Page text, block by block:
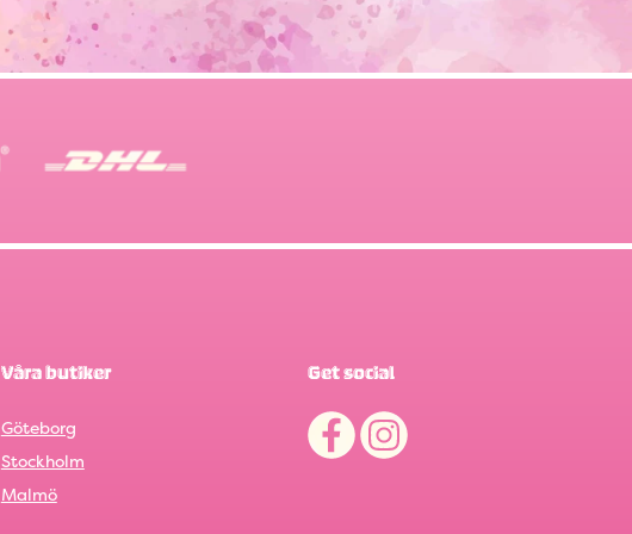
Våra butiker
Göteborg
Stockholm
Malmö
Get social